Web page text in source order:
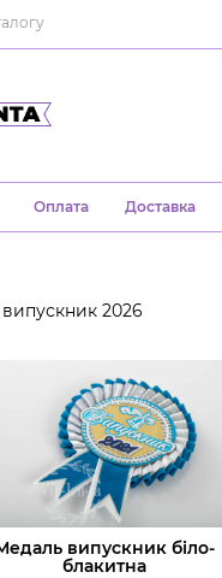
Оплата Доставка
2026
випускник біло-
блакитна